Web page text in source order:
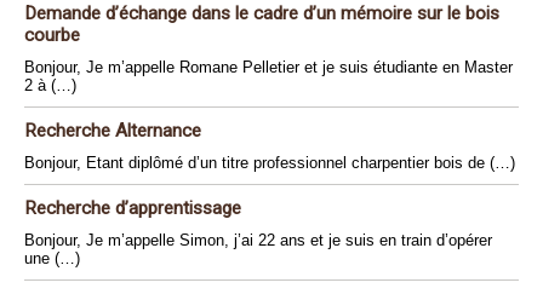
Demande d’échange dans le cadre d’un mémoire sur le bois
courbe
Bonjour, Je m’appelle Romane Pelletier et je suis étudiante en Master
2 à (…)
Recherche Alternance
Bonjour, Etant diplômé d’un titre professionnel charpentier bois de (…)
Recherche d’apprentissage
Bonjour, Je m’appelle Simon, j’ai 22 ans et je suis en train d’opérer
une (…)